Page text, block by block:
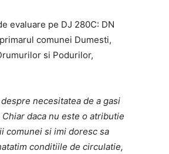
evaluare pe DJ 280C: DN
comunei Dumesti,
si Podurilor,
necesitatea de a gasi
daca nu este o atributie
comunei si imi doresc sa
conditiile de circulatie,